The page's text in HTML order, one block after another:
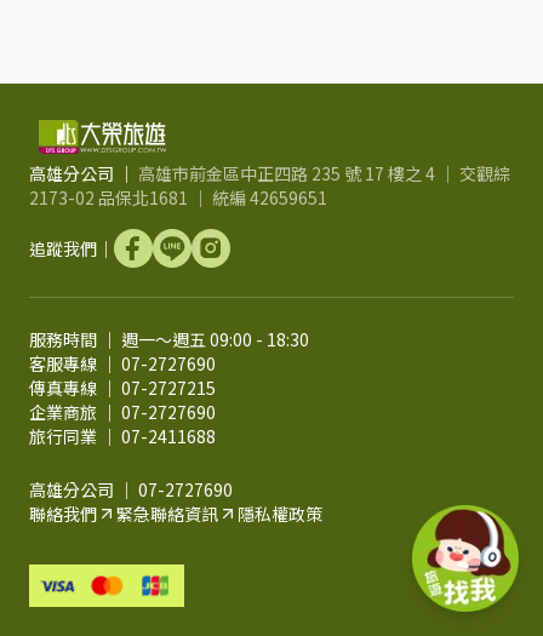
高雄分公司 ｜ 高雄市前金區中正四路 235 號 17 樓之 4 ｜ 交觀綜
2173-02 品保北1681 ｜ 統編 42659651
追蹤我們｜
服務時間 ｜ 週一～週五 09:00 - 18:30
客服專線 ｜ 07-2727690
傳真專線 ｜ 07-2727215
企業商旅 ｜ 07-2727690
旅行同業 ｜ 07-2411688
高雄分公司 ｜ 07-2727690
聯絡我們
緊急聯絡資訊 隱私權政策